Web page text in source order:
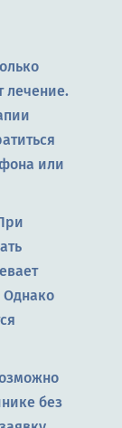
лечение.
или
Однако
без